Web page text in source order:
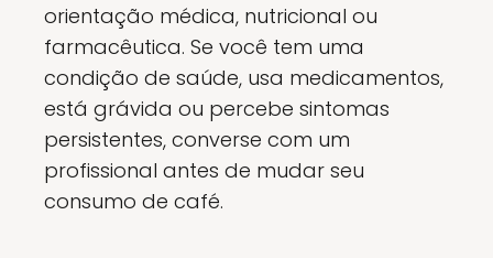
orientação médica, nutricional ou
farmacêutica. Se você tem uma
condição de saúde, usa medicamentos,
está grávida ou percebe sintomas
persistentes, converse com um
profissional antes de mudar seu
consumo de café.